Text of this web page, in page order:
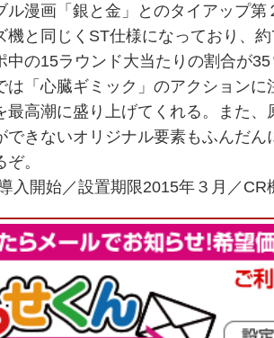
漫画「銀と金」とのタイアップ
機と同じくST仕様になっており、
中の15ラウンド大当たりの割合が
は「心臓ギミック」のアクション
最高潮に盛り上げてくれる。また
できないオリジナル要素もふんだ
。
入開始／設置期限2015年３月／CR